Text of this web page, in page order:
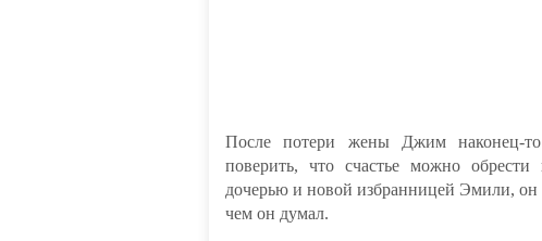
После потери жены Джим наконец-то
поверить, что счастье можно
дочерью и новой избранницей Эмили,
чем он думал.